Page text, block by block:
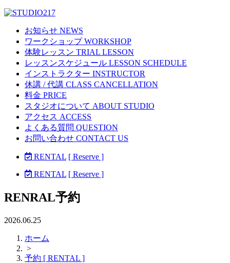
お知らせ NEWS
ワークショップ WORKSHOP
体験レッスン TRIAL LESSON
レッスンスケジュール LESSON SCHEDULE
インストラクター INSTRUCTOR
休講 / 代講 CLASS CANCELLATION
料金 PRICE
スタジオについて ABOUT STUDIO
アクセス ACCESS
よくある質問 QUESTION
お問い合わせ CONTACT US
RENTAL [ Reserve ]
RENTAL [ Reserve ]
RENRAL予約
2026.06.25
ホーム
>
予約 [ RENTAL ]